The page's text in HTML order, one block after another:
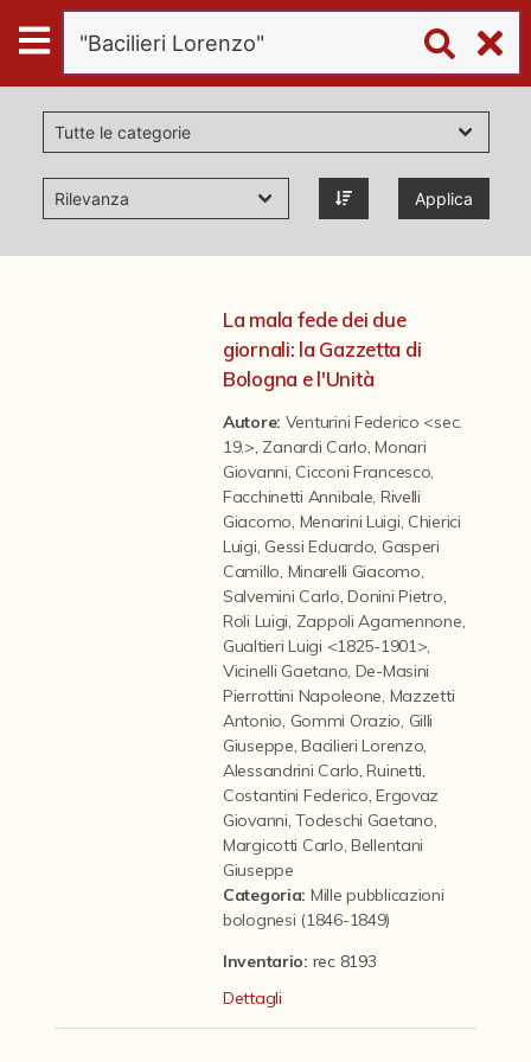
Digital
Humanities
Donazioni
Pubblicazioni
Il progetto Digital Humanities
Applica
La mala fede dei due
giornali: la Gazzetta di
Bologna e l'Unità
Autore: Venturini Federico <sec.
19.> Zanardi Carlo ,Monari
Giovanni Cicconi Francesco
Facchinetti Annibale Rivelli
Giacomo Menarini Luigi Chierici
Luigi Gessi Eduardo Gasperi
Camillo Minarelli Giacomo
Salvemini Carlo ,Donini Pietro
Roli Luigi Zappoli Agamennone
Gualtieri Luigi <1825-1901>
Vicinelli Gaetano De-Masini
Pierrottini Napoleone Mazzetti
Antonio Gommi Orazio Gilli
Giuseppe ,Bacilieri Lorenzo
Alessandrini Carlo ,Ruinetti
Costantini Federico ,Ergovaz
Giovanni ,Todeschi Gaetano
Margicotti Carlo Bellentani
Giuseppe
Categoria: Mille pubblicazioni
bolognesi (1846-1849)
Inventario: rec 8193
Dettagli